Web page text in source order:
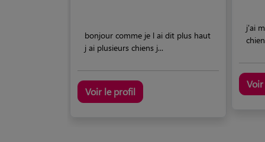
bonjour comme je l ai dit plus haut
j ai plusieurs chiens j...
Voir le profil
j'ai